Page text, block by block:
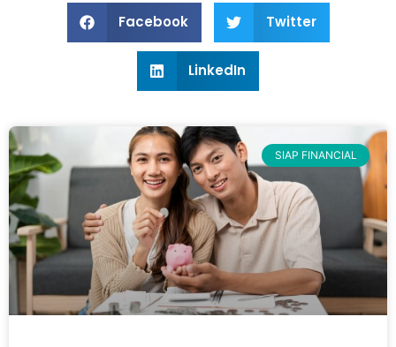
Facebook Twitter
LinkedIn
SIAP FINANCIAL